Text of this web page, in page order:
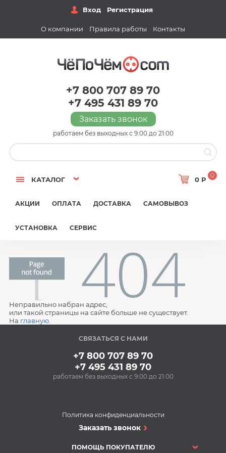
Вход Регистрация
О компании Правила работы Контакты
+7 800 707 89 70
+7 495 431 89 70
Заказать звонок
работаем без выходных с 9:00 до 21:00
КАТАЛОГ 0 Р
0
АКЦИИ ОПЛАТА ДОСТАВКА САМОВЫВОЗ
УСТАНОВКА СЕРВИС
Неправильно набран адрес,
или такой страницы на сайте больше не существует.
На главную.
СВЯЗАТЬСЯ С НАМИ
+7 800 707 89 70
+7 495 431 89 70
работаем без выходных с 9:00 до 21:00
Политика конфиденциальности
Заказать звонок
ПОМОЩЬ ПОКУПАТЕЛЮ